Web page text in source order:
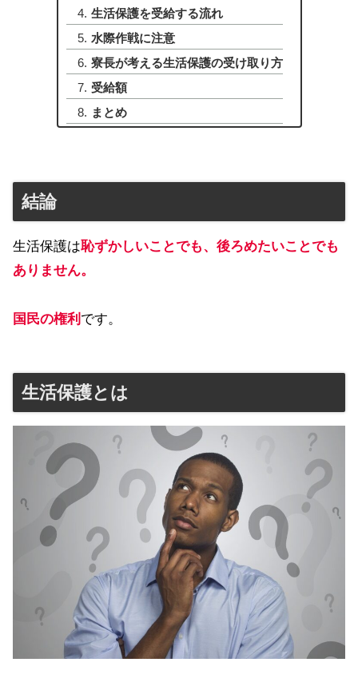
生活保護を受給する流れ
水際作戦に注意
寮長が考える生活保護の受け取り方
受給額
まとめ
結論
生活保護は恥ずかしいことでも、後ろめたいことでも
ありません。
国民の権利 です。
生活保護とは